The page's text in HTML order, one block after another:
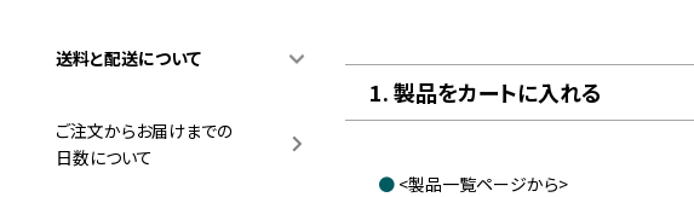
送料と配送について
ご注文からお届けまでの
日数について
1. 製品をカートに入れる
<製品一覧ページから>